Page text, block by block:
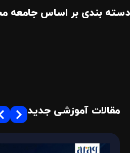
دسته بندی بر اساس جامعه
مقالات آموزشی جدید